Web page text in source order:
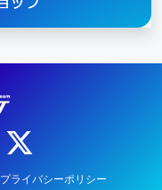
プライバシーポリシー